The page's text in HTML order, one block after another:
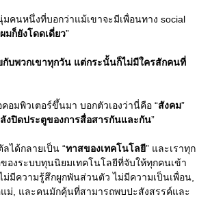
คนหนึ่งที่บอกว่าแม้เขาจะมีเพื่อนทาง social
ผมก็ยังโดดเดี่ยว”
กับพวกเขาทุกวัน แต่กระนั้นก็ไม่มีใครสักคนที่
คอมพิวเตอร์ขึ้นมา บอกตัวเองว่านี่คือ “สังคม”
ลังปิดประตูของการสื่อสารกันและกัน”
ได้กลายเป็น “ทาสของเทคโนโลยี” และเราทุก
องระบบทุนนิยมเทคโนโลยีที่จับให้ทุกคนเข้า
ม่มีความรู้สึกผูกพันส่วนตัว ไม่มีความเป็นเพื่อน,
ม่, และคนมักคุ้นที่สามารถพบปะสังสรรค์และ